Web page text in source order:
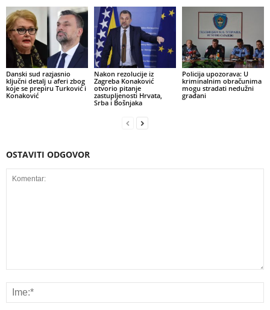
Danski sud razjasnio
ključni detalj u aferi zbog
koje se prepiru Turković i
Konaković
Nakon rezolucije iz
Zagreba Konaković
otvorio pitanje
zastupljenosti Hrvata,
Srba i Bošnjaka
Policija upozorava: U
kriminalnim obračunima
mogu stradati nedužni
građani
OSTAVITI ODGOVOR